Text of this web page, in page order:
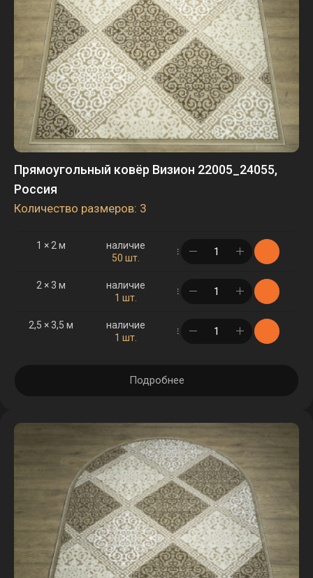
Прямоугольный ковёр Визион 22005_24055,
Россия
Количество размеров: 3
1 × 2 м
наличие
50 шт.
в корзине
2 × 3 м
наличие
1 шт.
в корзине
2,5 × 3,5 м
наличие
1 шт.
в корзине
Подробнее